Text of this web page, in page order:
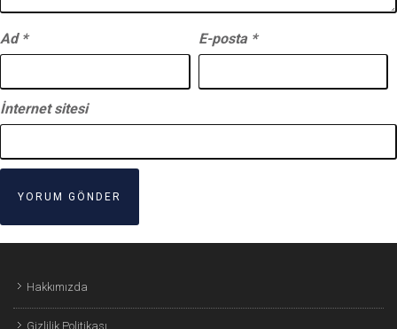
Ad * E-posta *
İnternet sitesi
Hakkımızda
Gizlilik Politikası